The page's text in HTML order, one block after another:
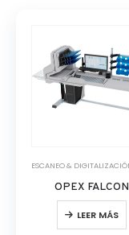
OPEX FALCON
LEER MÁS